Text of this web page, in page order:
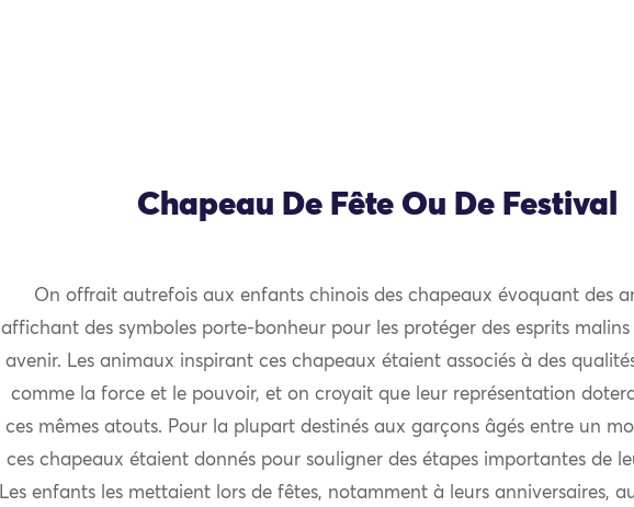
Chapeau De Fête Ou De Festival
On offrait autrefois aux enfants chinois des chapeaux évoquant des
affichant des symboles porte-bonheur pour les protéger des esprits malins
avenir. Les animaux inspirant ces chapeaux étaient associés à des
comme la force et le pouvoir, et on croyait que leur représentation
ces mêmes atouts. Pour la plupart destinés aux garçons âgés entre un
ces chapeaux étaient donnés pour souligner des étapes importantes de
Les enfants les mettaient lors de fêtes, notamment à leurs anniversaires,